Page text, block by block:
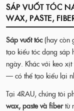
SÁP VUỐT TÓC
WAX, PASTE,
Sáp vuốt tóc(hay còn
tạo kiểu tóc dạng sáp
ngày. Khác với keo
— có thể tạo kiểu lại
Tại 4RAU, chúng tôi
wax, paste và fibertừ